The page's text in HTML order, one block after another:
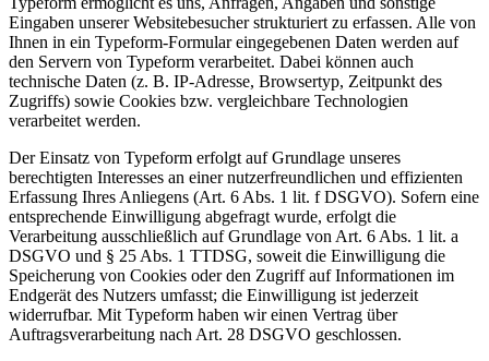
Eingaben unserer Websitebesucher strukturiert zu erfassen. Alle von
Ihnen in ein Typeform-Formular eingegebenen Daten werden auf
den Servern von Typeform verarbeitet. Dabei können auch
technische Daten (z. B. IP-Adresse, Browsertyp, Zeitpunkt des
Zugriffs) sowie Cookies bzw. vergleichbare Technologien
verarbeitet werden.
Der Einsatz von Typeform erfolgt auf Grundlage unseres
berechtigten Interesses an einer nutzerfreundlichen und effizienten
Erfassung Ihres Anliegens (Art. 6 Abs. 1 lit. f DSGVO). Sofern eine
entsprechende Einwilligung abgefragt wurde, erfolgt die
Verarbeitung ausschließlich auf Grundlage von Art. 6 Abs. 1 lit. a
DSGVO und § 25 Abs. 1 TTDSG, soweit die Einwilligung die
Speicherung von Cookies oder den Zugriff auf Informationen im
Endgerät des Nutzers umfasst; die Einwilligung ist jederzeit
widerrufbar. Mit Typeform haben wir einen Vertrag über
Auftragsverarbeitung nach Art. 28 DSGVO geschlossen.